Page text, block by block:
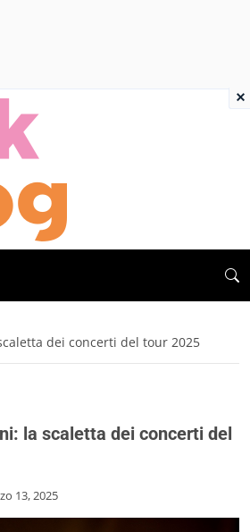
dei concerti del tour 2025
la scaletta dei concerti del
13, 2025
×